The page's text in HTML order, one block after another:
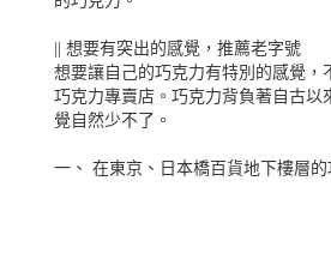
|| 想要有突出的感覺，推薦老字號
想要讓自己的巧克力有特別的感覺，
巧克力專賣店。巧克力背負著自古以
覺自然少不了。
一、 在東京、日本橋百貨地下樓層